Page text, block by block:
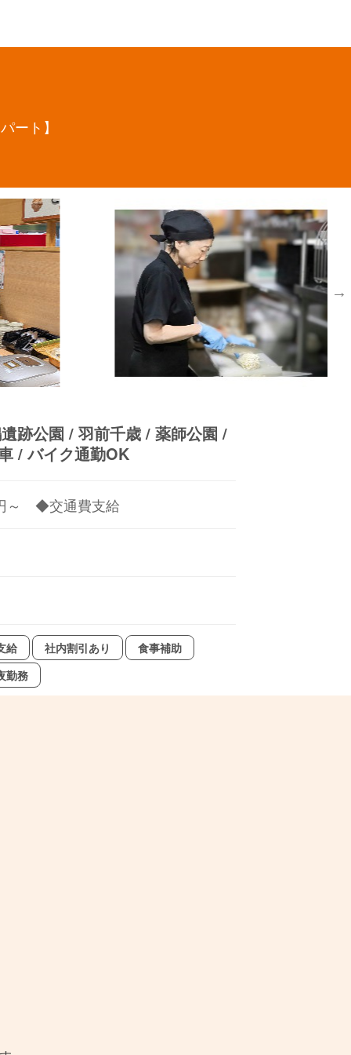
ート】
跡公園 / 羽前千歳 / 薬師公園 /
/ バイク通勤OK
～ ◆交通費支給
給 社内割引あり
食事補助
勤務